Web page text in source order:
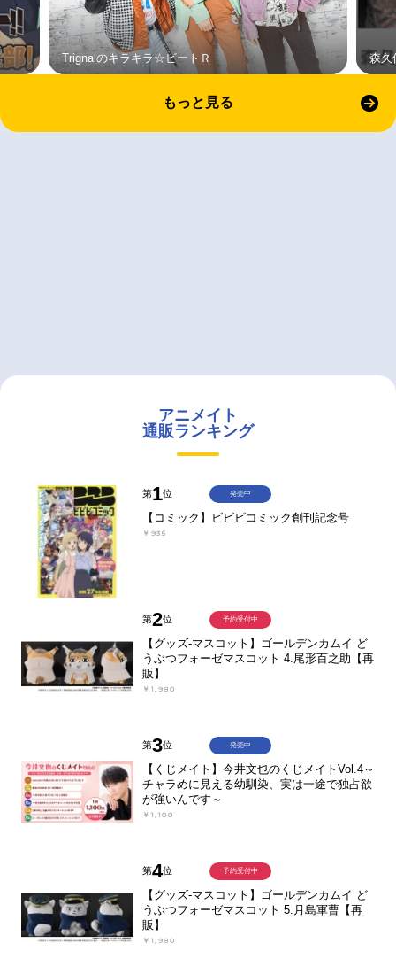
Trignalのキラキラ☆ビートＲ 森久
もっと見る
アニメイト
通販ランキング
第1位
【コミック】ビビビコミック創刊記念号
￥935
発売中
第2位
【グッズ-マスコット】ゴールデンカムイ ど
うぶつフォーゼマスコット 4.尾形百之助【再
販】
￥1,980
予約受付中
第3位
【くじメイト】今井文也のくじメイトVol.4～
チャラめに見える幼馴染、実は一途で独占欲
が強いんです～
￥1,100
発売中
第4位
【グッズ-マスコット】ゴールデンカムイ ど
うぶつフォーゼマスコット 5.月島軍曹【再
販】
￥1,980
予約受付中